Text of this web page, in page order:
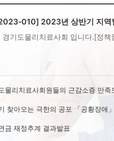
010] 2023년 상반기 지역
사회원들의 근감소증 만족도 및 인식도에 관
극한의 공포 「공황장애」,'17년_대비
재정추계 결과발표